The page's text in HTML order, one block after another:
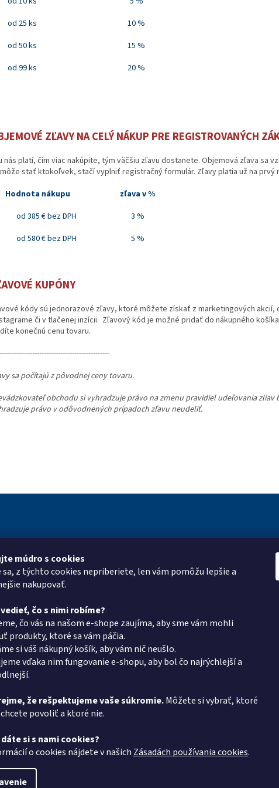
múdro s cookies
z týchto cookies nepriberiete, len vám pomôžu lepšie a
nakupovať.
čo s nimi robíme?
čo vás na našom e-shope zaujíma, aby sme vám mohli
produkty, ktoré sa vám páčia.
si váš nákupný košík, aby vám nič neušlo.
vďaka nim fungovanie e-shopu, aby bol čo najrýchlejší a
že rešpektujeme vaše súkromie.Môžete si vybrať, ktoré
povoliť a ktoré nie.
si s nami cookies?
o cookies nájdete v našich Zásadách používania cookies.
od 25 ks
10 %
od 50 ks
15 %
od 99 ks
20 %
ZĽAVY NA CELÝ NÁKUP PRE REGISTROVANÝCH
nás platí, čím viac nakúpite, tým väčšiu zľavu dostanete. Objemová zľava sa
stať ktokoľvek, stačí vyplniť registračný formulár. Zľavy platia už na prvý
Hodnota nákupu
zľava v %
od 385 €bez DPH
3 %
od 580 € bez DPH
5 %
KUPÓNY
kódy sú jednorazové zľavy, ktoré môžete získať z marketingových akcií,
či v tlačenej inzícii. Zľavový kód je možné pridať do nákupného
konečnú cenu tovaru.
sa počítajú z pôvodnej ceny tovaru.
obchodu si vyhradzuje právo na zmenu pravidiel udeľovania
právo v odôvodnených prípadoch zľavu neudeliť.
pre vás
Group
a platba
zliav PK Group.sk
podmienky
protokol
+420734621131